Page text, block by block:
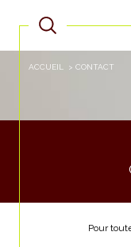
ACCUEIL CONTACT
Pour